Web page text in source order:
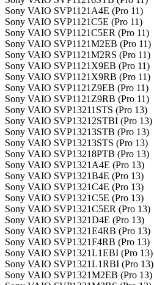
Sony VAIO SVP1121A4E (Pro 11)
Sony VAIO SVP1121C5E (Pro 11)
Sony VAIO SVP1121C5ER (Pro 11)
Sony VAIO SVP1121M2EB (Pro 11)
Sony VAIO SVP1121M2RS (Pro 11)
Sony VAIO SVP1121X9EB (Pro 11)
Sony VAIO SVP1121X9RB (Pro 11)
Sony VAIO SVP1121Z9EB (Pro 11)
Sony VAIO SVP1121Z9RB (Pro 11)
Sony VAIO SVP13211STS (Pro 13)
Sony VAIO SVP13212STBI (Pro 13)
Sony VAIO SVP13213STB (Pro 13)
Sony VAIO SVP13213STS (Pro 13)
Sony VAIO SVP13218PTB (Pro 13)
Sony VAIO SVP1321A4E (Pro 13)
Sony VAIO SVP1321B4E (Pro 13)
Sony VAIO SVP1321C4E (Pro 13)
Sony VAIO SVP1321C5E (Pro 13)
Sony VAIO SVP1321C5ER (Pro 13)
Sony VAIO SVP1321D4E (Pro 13)
Sony VAIO SVP1321E4RB (Pro 13)
Sony VAIO SVP1321F4RB (Pro 13)
Sony VAIO SVP1321L1EBI (Pro 13)
Sony VAIO SVP1321L1RBI (Pro 13)
Sony VAIO SVP1321M2EB (Pro 13)